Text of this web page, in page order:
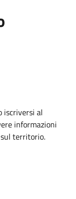
iscriversi al
informazioni
territorio.